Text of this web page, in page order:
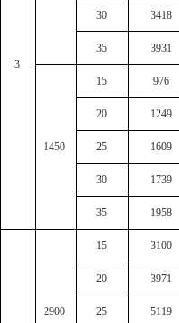
3
30 3418
35 3931
1450
15 976
20 1249
25 1609
30 1739
35 1958
2900
15 3100
20 3971
25 5119